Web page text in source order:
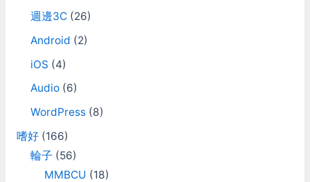
週邊3C(26)
Android (2)
iOS (4)
Audio(6)
WordPress(8)
嗜好(166)
輪子 (56)
MMBCU (18)